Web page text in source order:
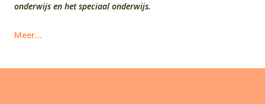
onderwijs en het speciaal onderwijs.
Meer…